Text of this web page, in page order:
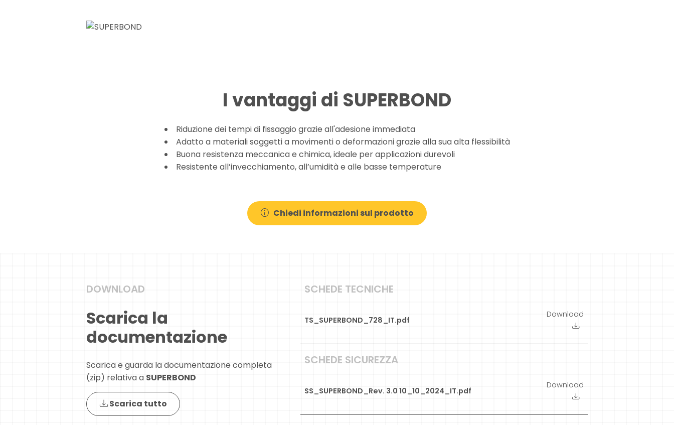
I vantaggi di SUPERBOND
Riduzione dei tempi di fissaggio grazie all'adesione immediata
Adatto a materiali soggetti a movimenti o deformazioni grazie alla sua alta flessibilità
Buona resistenza meccanica e chimica, ideale per applicazioni durevoli
Resistente all’invecchiamento, all’umidità e alle basse temperature
Chiedi informazioni sul prodotto
DOWNLOAD
Scarica la
documentazione
Scarica e guarda la documentazione completa
(zip) relativa a SUPERBOND
Scarica tutto
SCHEDE TECNICHE
TS_SUPERBOND_728_IT.pdf
Download
SCHEDE SICUREZZA
SS_SUPERBOND_Rev. 3.0 10_10_2024_IT.pdf
Download